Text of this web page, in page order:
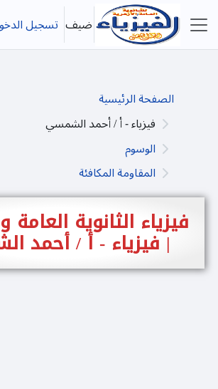
تخطى إلى المحتوى الرئيسي
واجهة جانبية
ضيف تسجيل
الصفحة الرئيسية
فيزياء - أ / أحمد الشمسي
الوسوم
المقاومة المكافئة
فيزياء الثانوية العامة
| فيزياء - أ / أحمد